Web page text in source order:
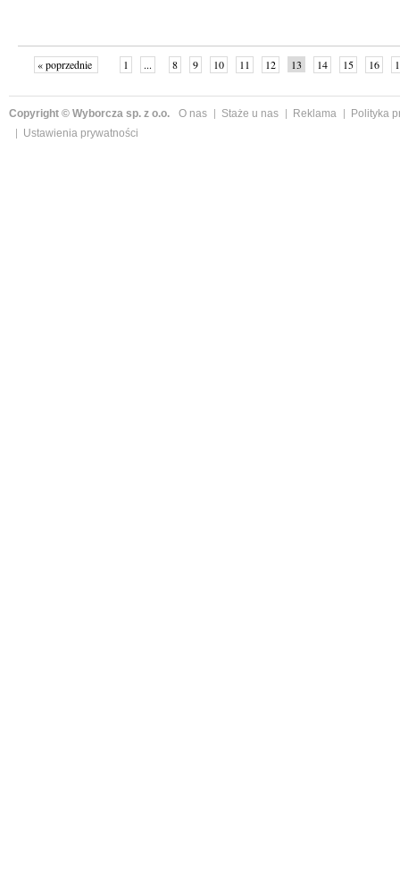
« poprzednie 1 ... 8 9 10 11 12 13 14 15 16
Copyright © Wyborcza sp. z o.o. O nas Staże u nas Reklama
Polityka
Ustawienia prywatności